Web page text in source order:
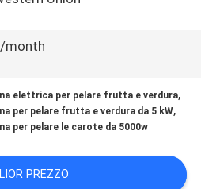
month
elettrica per pelare frutta e verdura,
per pelare frutta e verdura da 5 kW,
per pelare le carote da 5000w
PREZZO